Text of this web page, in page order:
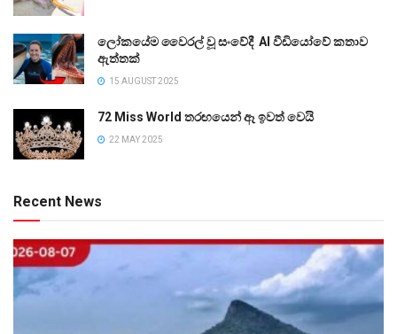
ලෝකයේම වෛරල් වූ සංවේදී AI වීඩියෝවේ කතාව
ඇත්තක්
15 AUGUST 2025
72 Miss World තරඟයෙන් ඈ ඉවත් වෙයි
22 MAY 2025
Recent News